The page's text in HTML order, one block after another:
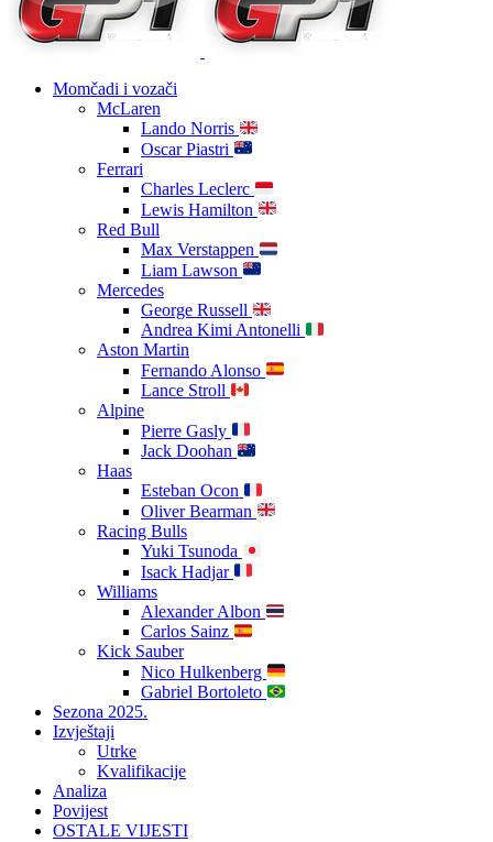
Momčadi i vozači
McLaren
Lando Norris
Oscar Piastri
Ferrari
Charles Leclerc
Lewis Hamilton
Red Bull
Max Verstappen
Liam Lawson
Mercedes
George Russell
Andrea Kimi Antonelli
Aston Martin
Fernando Alonso
Lance Stroll
Alpine
Pierre Gasly
Jack Doohan
Haas
Esteban Ocon
Oliver Bearman
Racing Bulls
Yuki Tsunoda
Isack Hadjar
Williams
Alexander Albon
Carlos Sainz
Kick Sauber
Nico Hulkenberg
Gabriel Bortoleto
Sezona 2025.
Izvještaji
Utrke
Kvalifikacije
Analiza
Povijest
OSTALE VIJESTI